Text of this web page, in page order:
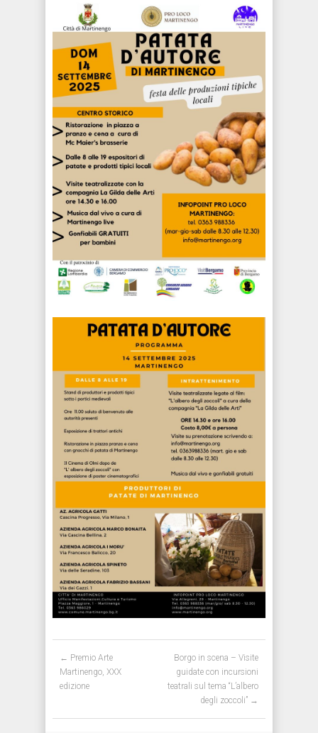
← Premio Arte
Martinengo, XXX
edizione
Borgo in scena – Visite
guidate con incursioni
teatrali sul tema “L’albero
degli zoccoli” →